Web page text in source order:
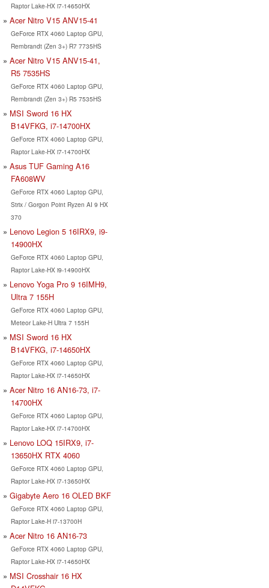
Raptor Lake-HX i7-14650HX
Acer Nitro V15 ANV15-41
GeForce RTX 4060 Laptop GPU,
Rembrandt (Zen 3+) R7 7735HS
Acer Nitro V15 ANV15-41,
R5 7535HS
GeForce RTX 4060 Laptop GPU,
Rembrandt (Zen 3+) R5 7535HS
MSI Sword 16 HX
B14VFKG, i7-14700HX
GeForce RTX 4060 Laptop GPU,
Raptor Lake-HX i7-14700HX
Asus TUF Gaming A16
FA608WV
GeForce RTX 4060 Laptop GPU,
Strix / Gorgon Point Ryzen AI 9 HX
370
Lenovo Legion 5 16IRX9, i9-
14900HX
GeForce RTX 4060 Laptop GPU,
Raptor Lake-HX i9-14900HX
Lenovo Yoga Pro 9 16IMH9,
Ultra 7 155H
GeForce RTX 4060 Laptop GPU,
Meteor Lake-H Ultra 7 155H
MSI Sword 16 HX
B14VFKG, i7-14650HX
GeForce RTX 4060 Laptop GPU,
Raptor Lake-HX i7-14650HX
Acer Nitro 16 AN16-73, i7-
14700HX
GeForce RTX 4060 Laptop GPU,
Raptor Lake-HX i7-14700HX
Lenovo LOQ 15IRX9, i7-
13650HX RTX 4060
GeForce RTX 4060 Laptop GPU,
Raptor Lake-HX i7-13650HX
Gigabyte Aero 16 OLED BKF
GeForce RTX 4060 Laptop GPU,
Raptor Lake-H i7-13700H
Acer Nitro 16 AN16-73
GeForce RTX 4060 Laptop GPU,
Raptor Lake-HX i7-14650HX
MSI Crosshair 16 HX